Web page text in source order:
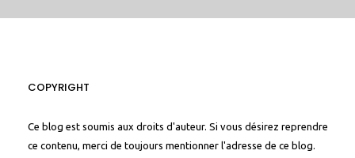
COPYRIGHT
Ce blog est soumis aux droits d'auteur. Si vous désirez reprendre
ce contenu, merci de toujours mentionner l'adresse de ce blog.